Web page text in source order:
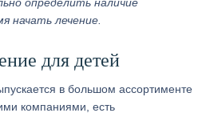
начать лечение.
для детей
в большом ассортименте
компаниями, есть